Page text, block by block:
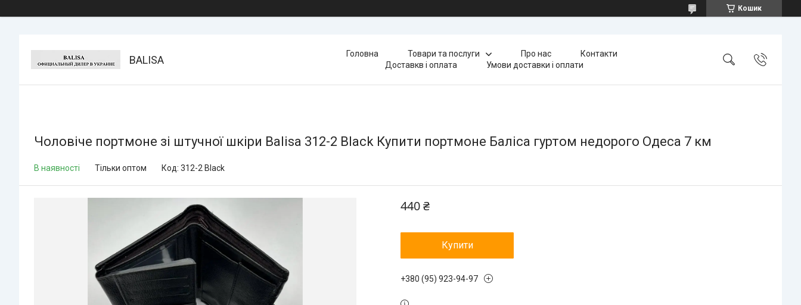
Кошик
BALISA Головна Товари та послуги Про нас
Контакти
Доставкв і оплата
Умови доставки і оплати
Чоловіче портмоне зі штучної шкіри Balisa 312-2 Black Купити портмоне Баліса гуртом недорого Одеса 7 км
В наявності Тільки оптом Код: 312-2 Black
440 ₴
Купити
+380 (95) 923-94-97